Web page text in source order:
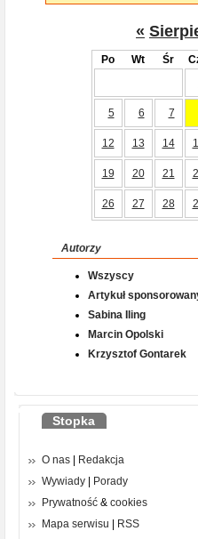
«
Po Wt Śr
5 6 7
12 13 14
19 20 21
26 27 28
Autorzy
Wszyscy
Artykuł
Sabina Iling
Marcin Opolski
Krzysztof Gontarek
Stopka
O nas
Redakcja
Wywiady
Porady
Prywatność & cookies
Mapa serwisu
RSS